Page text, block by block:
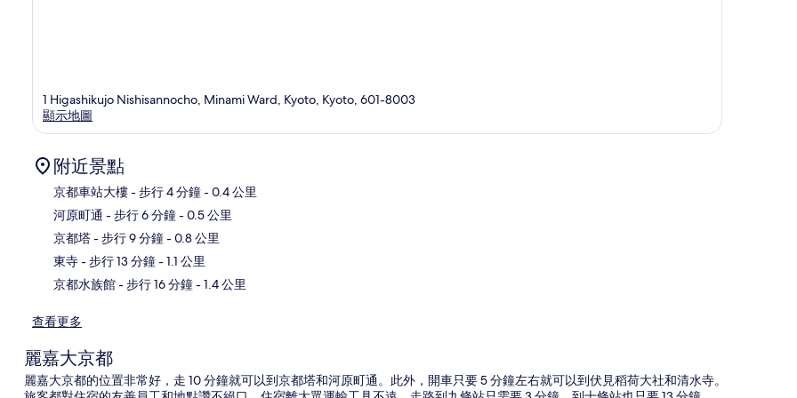
1 Higashikujo Nishisannocho, Minami Ward, Kyoto, Kyoto, 601-8003
顯示地圖
附近景點
京都車站大樓- 步行 4 分鐘- 0.4 公里
河原町通 - 步行 6 分鐘- 0.5 公里
京都塔- 步行 9 分鐘- 0.8 公里
東寺- 步行 13 分鐘- 1.1 公里
京都水族館- 步行 16 分鐘- 1.4 公里
查看更多
麗嘉大京都
麗嘉大京都的位置非常好，走 10 分鐘就可以到京都塔和河原町通。此外，開車只要 5 分鐘左右就可以到伏見稻荷大社和清水寺。